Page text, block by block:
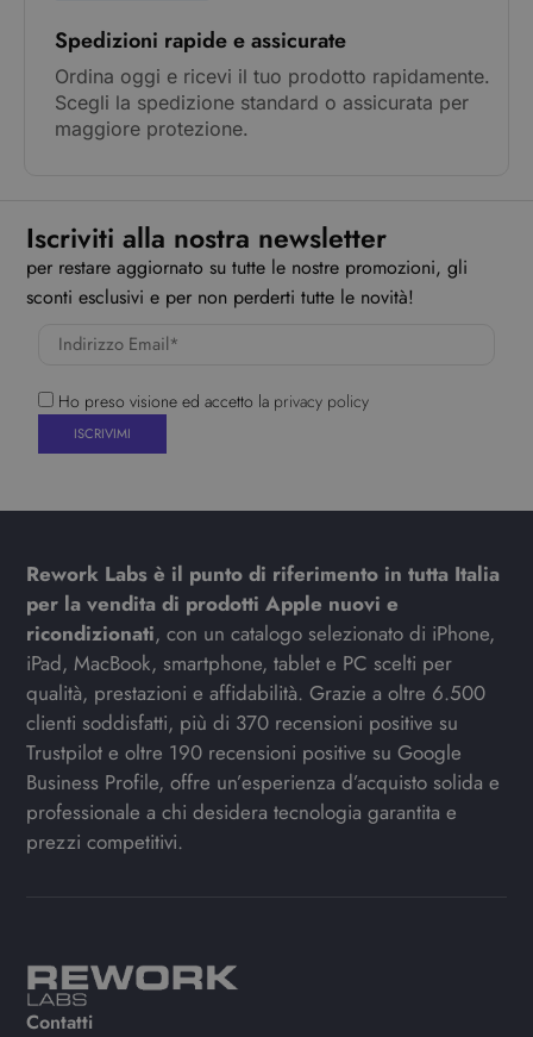
Spedizioni rapide e assicurate
Ordina oggi e ricevi il tuo prodotto rapidamente.
Scegli la spedizione standard o assicurata per
maggiore protezione.
Iscriviti alla nostra newsletter
per restare aggiornato su tutte le nostre promozioni, gli
sconti esclusivi e per non perderti tutte le novità!
Ho preso visione ed accetto la privacy policy
Rework Labs è il punto di riferimento in tutta Italia
per la vendita di prodotti Apple nuovi e
ricondizionati, con un catalogo selezionato di iPhone,
iPad, MacBook, smartphone, tablet e PC scelti per
qualità, prestazioni e affidabilità. Grazie a oltre 6.500
clienti soddisfatti, più di 370 recensioni positive su
Trustpilot e oltre 190 recensioni positive su Google
Business Profile, offre un’esperienza d’acquisto solida e
professionale a chi desidera tecnologia garantita e
prezzi competitivi.
Contatti